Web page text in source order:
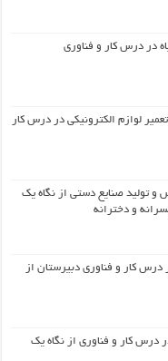
در درس کار و فناوری
لوازم الکترونیکی در درس کار
تولید صنایع دستی از نگاه یک
و دخترانه
کار و فناوری دبیرستان از
درس کار و فناوری از نگاه یک